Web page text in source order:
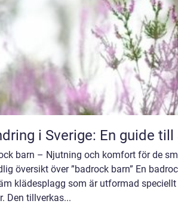
i Sverige: En guide
barn – Njutning och komfort för de
översikt över ”badrock barn” En
klädesplagg som är utformad
Den tillverkas...